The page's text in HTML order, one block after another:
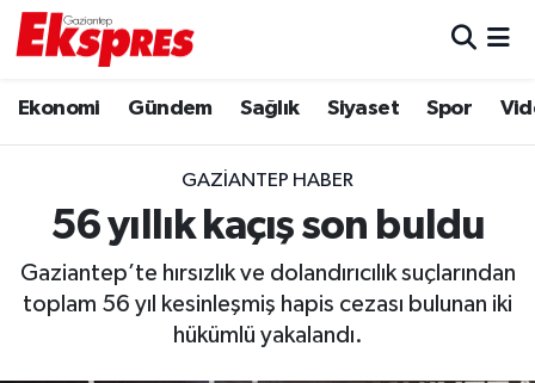
Ekonomi Gündem Sağlık Siyaset Spor
GAZIANTEP HABER
56 yıllık kaçış son buldu
Gaziantep’te hırsızlık ve dolandırıcılık suçlarından
toplam 56 yıl kesinleşmiş hapis cezası bulunan iki
hükümlü yakalandı.
Ekonomi
Gaziantep son dakika
Genel
Trafik Durumu
Puan Durumu ve Fikstür
Tüm Manşetler
Son Dakika Haberleri